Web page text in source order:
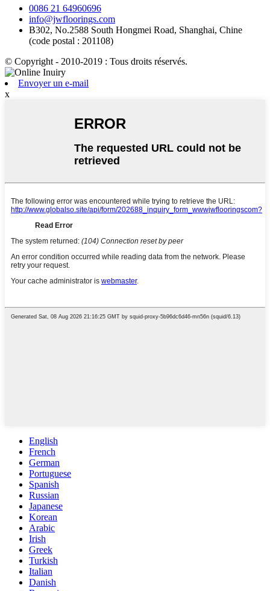
0086 21 64960696
info@jwfloorings.com
B302, No.2588 South Hongmei Road, Shanghai, Chine
(code postal : 201108)
© Copyright - 2010-2019 : Tous droits réservés.
Envoyer un e-mail
x
English
French
German
Portuguese
Spanish
Russian
Japanese
Korean
Arabic
Irish
Greek
Turkish
Italian
Danish